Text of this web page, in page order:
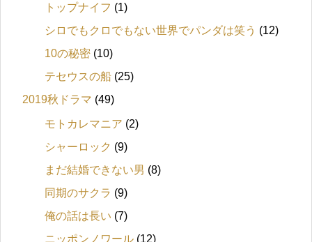
トップナイフ (1)
シロでもクロでもない世界でパンダは笑う (12)
10の秘密 (10)
テセウスの船 (25)
2019秋ドラマ (49)
モトカレマニア (2)
シャーロック (9)
まだ結婚できない男 (8)
同期のサクラ (9)
俺の話は長い (7)
ニッポンノワール (12)